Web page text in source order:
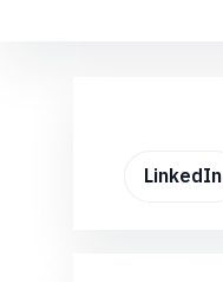
LinkedIn